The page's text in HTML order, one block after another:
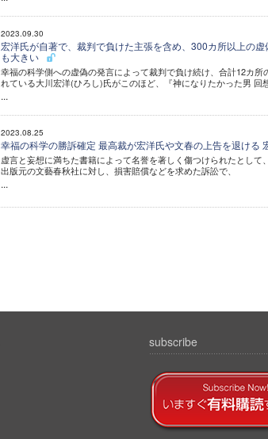
2023.09.30
宏洋氏が自著で、裁判で負けた主張を含め、300カ所以上の
も大きい
幸福の科学側への虚偽の発言によって裁判で負け続け、合計12カ
れている大川宏洋(ひろし)氏がこのほど、『神になりたかった男 回
...
2023.08.25
幸福の科学の勝訴確定 最高裁が宏洋氏や文春の上告を退ける
虚言と妄想に満ちた書籍によって名誉を著しく傷つけられたとし
出版元の文藝春秋社に対し、損害賠償などを求めた訴訟で、
...
subscribe